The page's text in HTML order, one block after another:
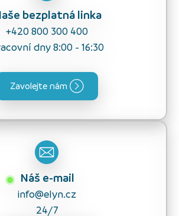
bezplatná linka
+420 800 300 400
dny 8:00 - 16:30
Zavolejte nám
Náš e-mail
info@elyn.cz
24/7